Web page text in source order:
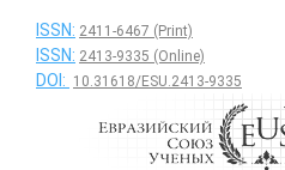
ISSN: 2411-6467 (Print)
ISSN: 2413-9335 (Online)
DOI: 10.31618/ESU.2413-9335